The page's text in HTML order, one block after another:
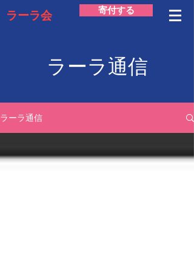
ラーラ会 寄付する
​ラーラ通信
ラーラ通信